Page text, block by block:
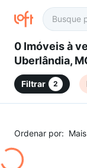
0 Imóveis à venda em Tabajaras,
Uberlândia,
Filtrar 2
Ordenar por: